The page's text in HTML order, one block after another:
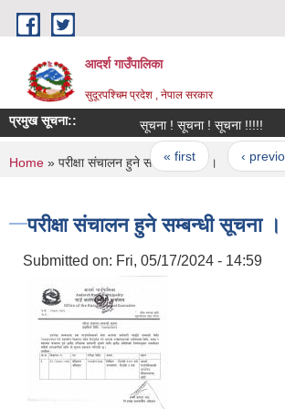
Skip to main content
आदर्श गाउँपालिका
सुदूरपश्चिम प्रदेश , नेपाल सरकार
प्रमुख सूचना:: सूचना ! सूचना ! सूचना !!!!!
Pages
« first ‹ previous
You are here
Home » परीक्षा संचालन हुने सम्बन्धी सूचना ।
परीक्षा संचालन हुने सम्बन्धी सूचना ।
Submitted on: Fri, 05/17/2024 - 14:59